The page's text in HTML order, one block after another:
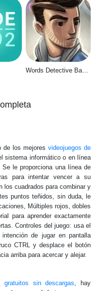
Words Detective Bank Heist
de los mejoresvideojuegos de
sistema informático o en línea
le proporciona una línea de
para intentar vencer a su
los cuadrados para combinar y
puntos teñidos, sin duda, le
Múltiples rojos, dobles
para aprender exactamente
Controles del juego: usa el
de jugar en pantalla
CTRL y desplace el botón
arriba para acercar y alejar.
sin descargas , hay